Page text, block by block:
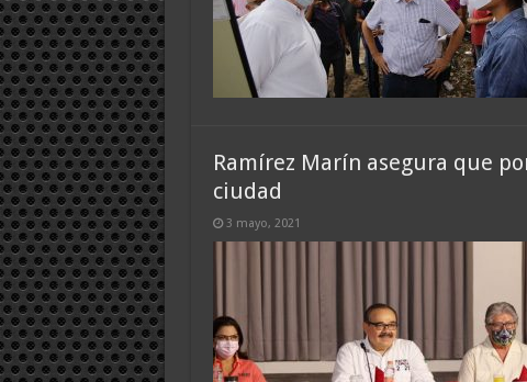
Ramírez Marín asegura que
ciudad
3 mayo, 2021